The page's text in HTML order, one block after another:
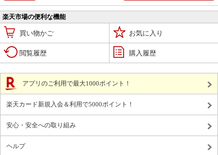
楽天市場の便利な機能
買い物かご お気に入り
閲覧履歴 購入履歴
アプリのご利用で最大1000ポイント！
楽天カード新規入会＆利用で5000ポイント！
安心・安全への取り組み
ヘルプ